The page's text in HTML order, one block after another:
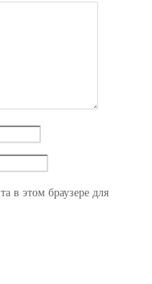
в этом браузере для